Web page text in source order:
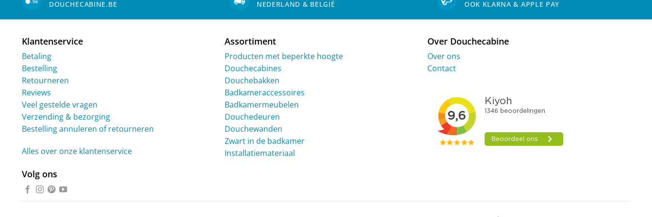
DOUCHECABINE.BE NEDERLAND & BELGIË OOK KLARNA & APPLE PAY
Klantenservice
Betaling
Bestelling
Retourneren
Reviews
Veel gestelde vragen
Verzending & bezorging
Bestelling annuleren of retourneren
Alles over onze klantenservice
Volg ons
Assortiment
Producten met beperkte hoogte
Douchecabines
Douchebakken
Badkameraccessoires
Badkamermeubelen
Douchedeuren
Douchewanden
Zwart in de badkamer
Installatiemateriaal
Over Douchecabine
Over ons
Contact